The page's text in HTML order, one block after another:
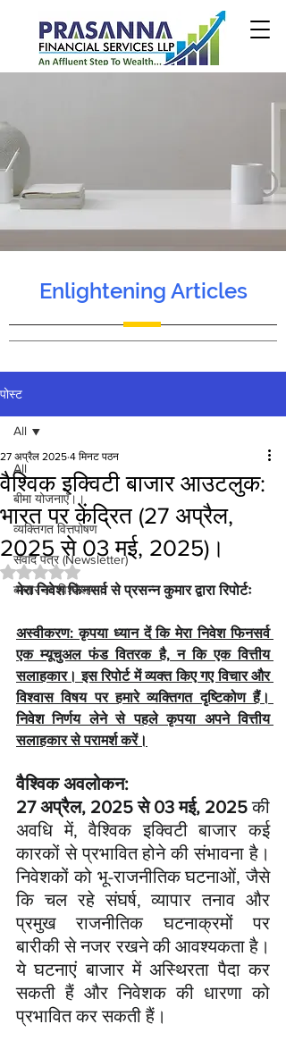
Enlightening Articles
पोस्ट
All
बीमा योजनाएँ।।
व्यक्तिगत वित्तपोषण
संवाद पत्र (Newsletter)
बाजार का विश्लेशण।
All
वैश्विक इक्विटी बाजार आउटलुक:
भारत पर केंद्रित (27 अप्रैल,
2025 से 03 मई, 2025)।
27 अप्रैल 2025 4 मिनट पठन
5 स्टार में से NaN रेटिंग दी गई।
मेरा निवेश फिनसर्व से प्रसन्न कुमार द्वारा रिपोर्टः
अस्वीकरण: कृपया ध्यान दें कि मेरा निवेश फिनसर्व
एक म्यूचुअल फंड वितरक है, न कि एक वित्तीय
सलाहकार। इस रिपोर्ट में व्यक्त किए गए विचार और
विश्वास विषय पर हमारे व्यक्तिगत दृष्टिकोण हैं।
निवेश निर्णय लेने से पहले कृपया अपने वित्तीय
सलाहकार से परामर्श करें।
वैश्विक अवलोकन:
27 अप्रैल, 2025 से 03 मई, 2025 की
अवधि में, वैश्विक इक्विटी बाजार कई
कारकों से प्रभावित होने की संभावना है।
निवेशकों को भू-राजनीतिक घटनाओं, जैसे
कि चल रहे संघर्ष, व्यापार तनाव और
प्रमुख राजनीतिक घटनाक्रमों पर
बारीकी से नजर रखने की आवश्यकता है।
ये घटनाएं बाजार में अस्थिरता पैदा कर
सकती हैं और निवेशक की धारणा को
प्रभावित कर सकती हैं।